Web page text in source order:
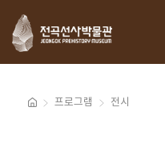
프로그램 전시